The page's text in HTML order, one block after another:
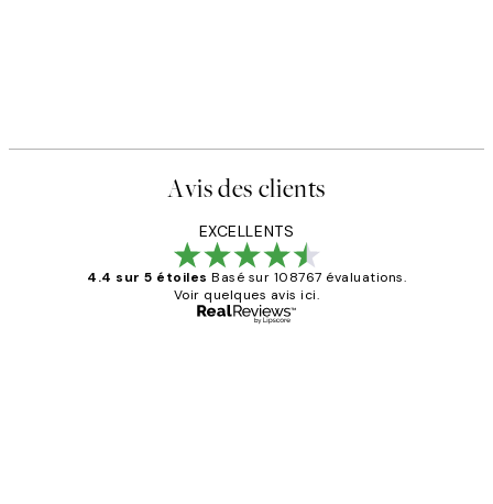
Avis des clients
EXCELLENTS
4.4 sur 5 étoiles Basé sur 108767 évaluations.
Voir quelques avis ici.